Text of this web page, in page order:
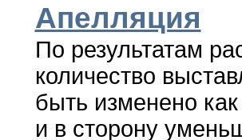
Апелляция
По результатам
количество
быть изменено
и в сторону